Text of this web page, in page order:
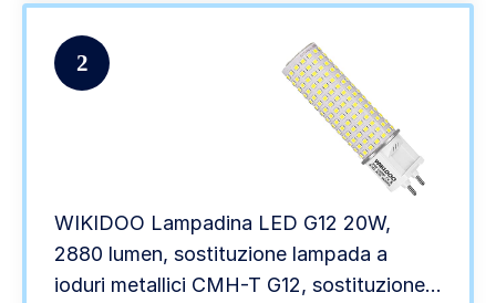
2
WIKIDOO Lampadina LED G12 20W,
2880 lumen, sostituzione lampada a
ioduri metallici CMH-T G12, sostituzione